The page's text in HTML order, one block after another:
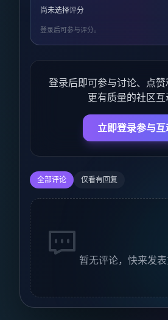
尚未选择评分
登录后可参与评分。
登录后即可参与讨论、点
更有质量的社区互
立即登录参与互
全部评论 仅看有回复
暂无评论，快来发